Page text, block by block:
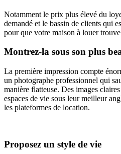
Notamment le prix plus élevé du
demandé et le bassin de clients qui
pour que votre maison à louer
Montrez-la sous son plus
La première impression compte
un photographe professionnel qui
manière flatteuse. Des images
espaces de vie sous leur meilleur
les plateformes de location.
Proposez un style de vie